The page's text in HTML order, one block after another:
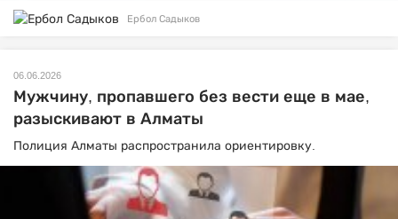
Ербол Садыков
06.06.2026
Мужчину, пропавшего без вести еще в мае,
разыскивают в Алматы
Полиция Алматы распространила ориентировку.